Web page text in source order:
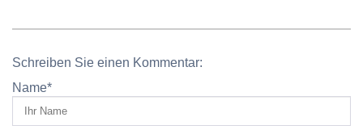
Schreiben Sie einen Kommentar:
Name*